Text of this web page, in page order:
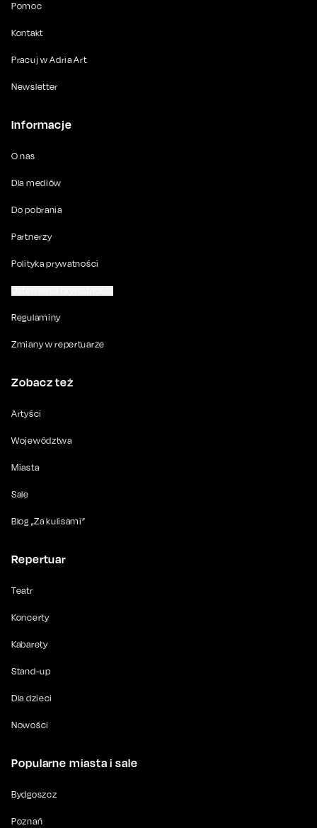
Pomoc
Kontakt
Pracuj w Adria Art
Newsletter
Informacje
O nas
Dla mediów
Do pobrania
Partnerzy
Polityka prywatności
Regulaminy
Zmiany w repertuarze
Zobacz też
Artyści
Województwa
Miasta
Sale
Blog „Za kulisami”
Repertuar
Teatr
Koncerty
Kabarety
Stand-up
Dla dzieci
Nowości
Popularne miasta i sale
Bydgoszcz
Poznań